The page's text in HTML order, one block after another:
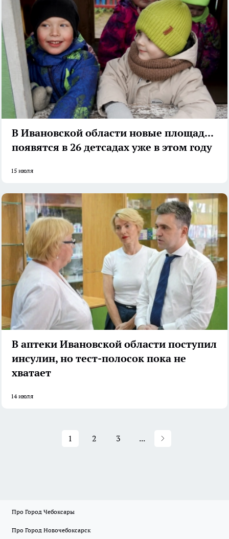
В Ивановской области новые площадки
появятся в 26 детсадах уже в этом году
15 июля
В аптеки Ивановской области поступил
инсулин, но тест-полосок пока не
хватает
14 июля
1 2 3 ...
Про Город Чебоксары
Про Город Новочебоксарск